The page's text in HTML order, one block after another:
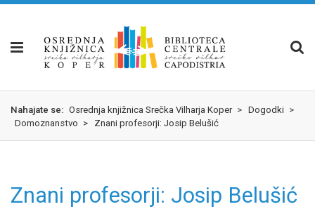
Skok
vsebino
izjava
dostopnosti
Nahajate se: Osrednja knjižnica Srečka Vilharja Koper > Dogodki >
Domoznanstvo > Znani profesorji: Josip Belušić
Znani profesorji: Josip Belušić